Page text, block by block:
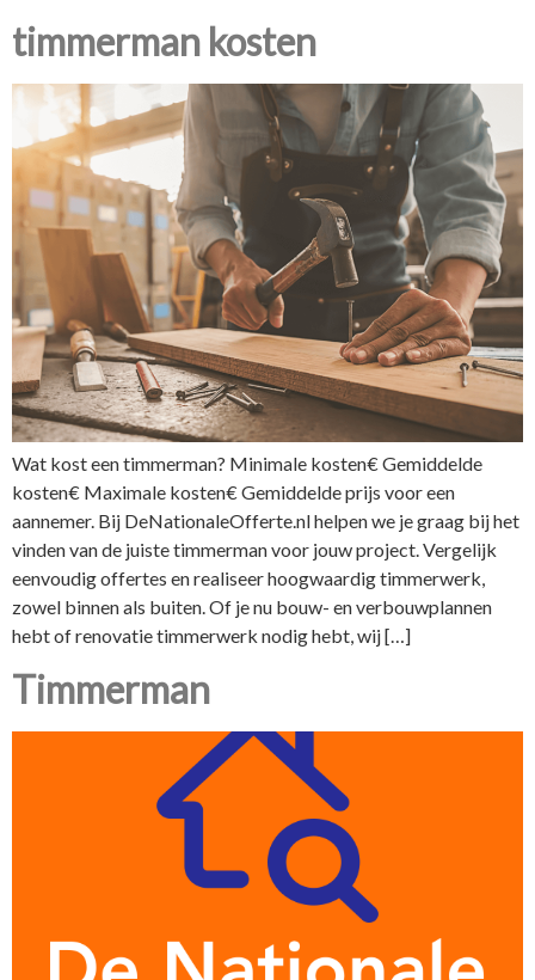
timmerman kosten
Wat kost een timmerman? Minimale kosten€ Gemiddelde
kosten€ Maximale kosten€ Gemiddelde prijs voor een
aannemer. Bij DeNationaleOfferte.nl helpen we je graag bij het
vinden van de juiste timmerman voor jouw project. Vergelijk
eenvoudig offertes en realiseer hoogwaardig timmerwerk,
zowel binnen als buiten. Of je nu bouw- en verbouwplannen
hebt of renovatie timmerwerk nodig hebt, wij […]
Timmerman